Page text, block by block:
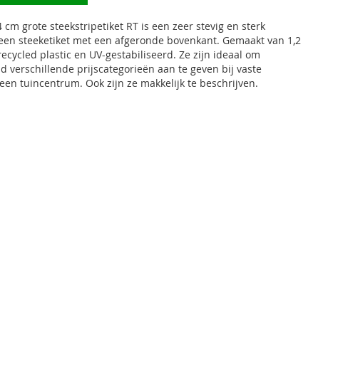
cm grote steekstripetiket RT is een zeer stevig en sterk
steeketiket met een afgeronde bovenkant. Gemaakt van 1,2
plastic en UV-gestabiliseerd. Ze zijn ideaal om
verschillende prijscategorieën aan te geven bij vaste
tuincentrum. Ook zijn ze makkelijk te beschrijven.